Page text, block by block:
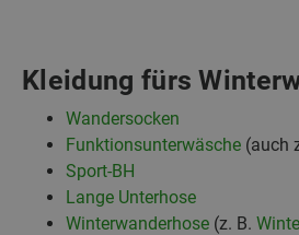
Kleidung fürs
Wandersocken
Funktionsunterwäsche (auch
Sport-BH
Lange Unterhose
Winterwanderhose (z. B.